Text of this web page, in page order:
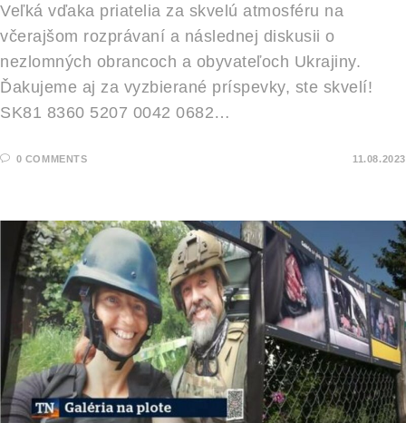
Veľká vďaka priatelia za skvelú atmosféru na
včerajšom rozprávaní a následnej diskusii o
nezlomných obrancoch a obyvateľoch Ukrajiny.
Ďakujeme aj za vyzbierané príspevky, ste skvelí!
SK81 8360 5207 0042 0682…
0 COMMENTS 11.08.2023